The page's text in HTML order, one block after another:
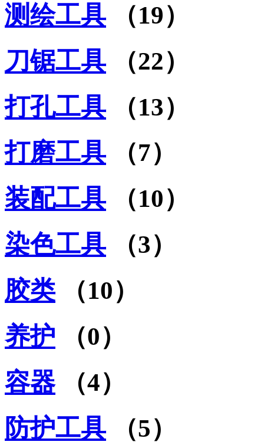
测绘工具
（19）
刀锯工具
（22）
打孔工具
（13）
打磨工具
（7）
装配工具
（10）
染色工具
（3）
胶类
（10）
养护
（0）
容器
（4）
防护工具
（5）